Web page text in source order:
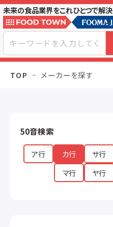
未来の食品業界をこれひとつで解決
TOP メーカーを探す
50音検索
ア行 カ行 サ行
マ行
ヤ行